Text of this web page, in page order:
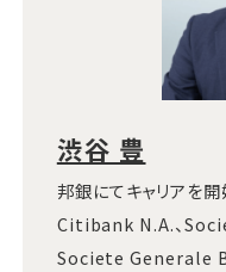
渋谷 豊
邦銀にてキャリアを
Citibank N.A.、
Societe Generale